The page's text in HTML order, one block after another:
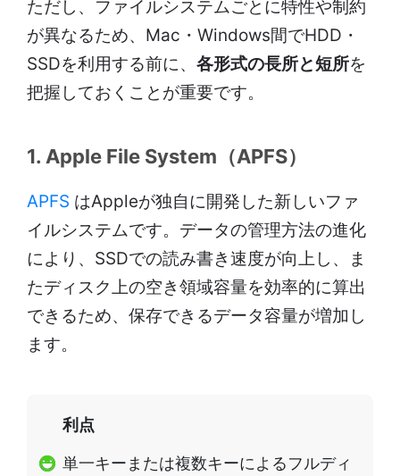
ただし、ファイルシステムごとに特性や制約
が異なるため、Mac・Windows間でHDD・
SSDを利用する前に、 各形式の長所と短所を
把握しておくことが重要です。
1. Apple File System（APFS）
APFS はAppleが独自に開発した新しいファ
イルシステムです。データの管理方法の進化
により、SSDでの読み書き速度が向上し、ま
たディスク上の空き領域容量を効率的に算出
できるため、保存できるデータ容量が増加し
ます。
利点
単一キーまたは複数キーによるフルディ